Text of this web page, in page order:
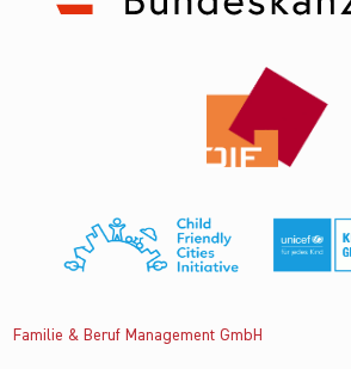
Familie & Beruf Management GmbH